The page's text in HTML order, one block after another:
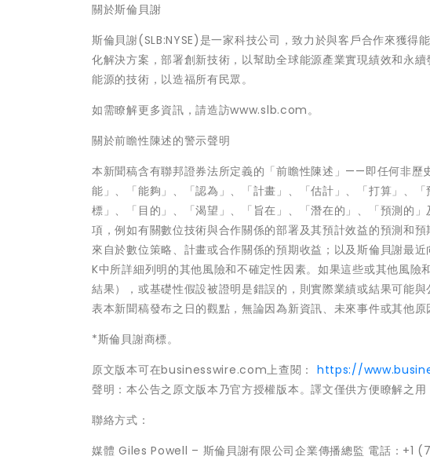
關於斯倫貝謝
斯倫貝謝(SLB:NYSE)是一家科技公司，致力於與客戶合作來獲得
化解決方案，部署創新技術，以幫助全球能源產業實現績效和永
能源的技術，以造福所有民眾。
如需瞭解更多資訊，請造訪www.slb.com。
關於前瞻性陳述的警示聲明
本新聞稿含有聯邦證券法所定義的「前瞻性陳述」——即任何非歷
能」、「能夠」、「認為」、「計畫」、「估計」、「打算」、
標」、「目的」、「渴望」、「旨在」、「潛在的」、「預測的
項，例如有關數位技術與合作關係的部署及其預計效益的預測和
來自於數位策略、計畫或合作關係的預期收益；以及斯倫貝謝
K中所詳細列明的其他風險和不確定性因素。如果這些或其他風
結果），或基礎性假設被證明是錯誤的，則實際業績或結果可能
表本新聞稿發布之日的觀點，無論因為新資訊、未來事件或其他
*斯倫貝謝商標。
原文版本可在businesswire.com上查閱： https://
聲明：本公告之原文版本乃官方授權版本。譯文僅供方便瞭解之
聯絡方式：
媒體 Giles Powell – 斯倫貝謝有限公司企業傳播總監 電話：